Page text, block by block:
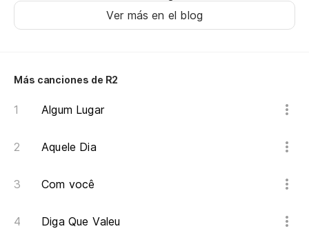
Ver más en el blog
Más canciones de R2
Algum Lugar
Aquele Dia
Com você
Diga Que Valeu